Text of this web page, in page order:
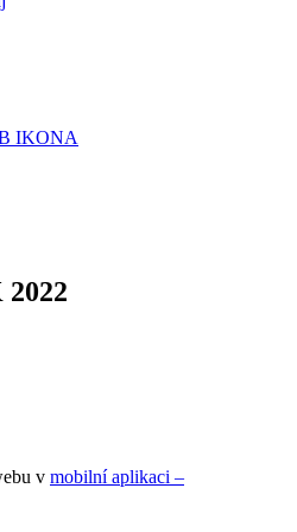
v mobilní aplikaci –